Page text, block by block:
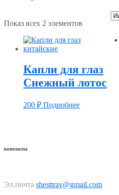
Показ всех 2 элементов
Капли для глаз
Снежный лотос
200 ₽ Подробнее
контакты
Эл.почта shesttrav@gmail.com